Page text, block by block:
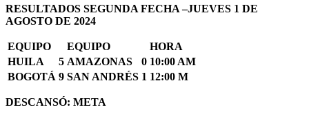
RESULTADOS SEGUNDA FECHA –JUEVES 1 DE
AGOSTO DE 2024
EQUIPO EQUIPO
HORA
HUILA
5 AMAZONAS 0 10:00 AM
BOGOTÁ 9 SAN ANDRÉS 1 12:00 M
DESCANSÓ: META